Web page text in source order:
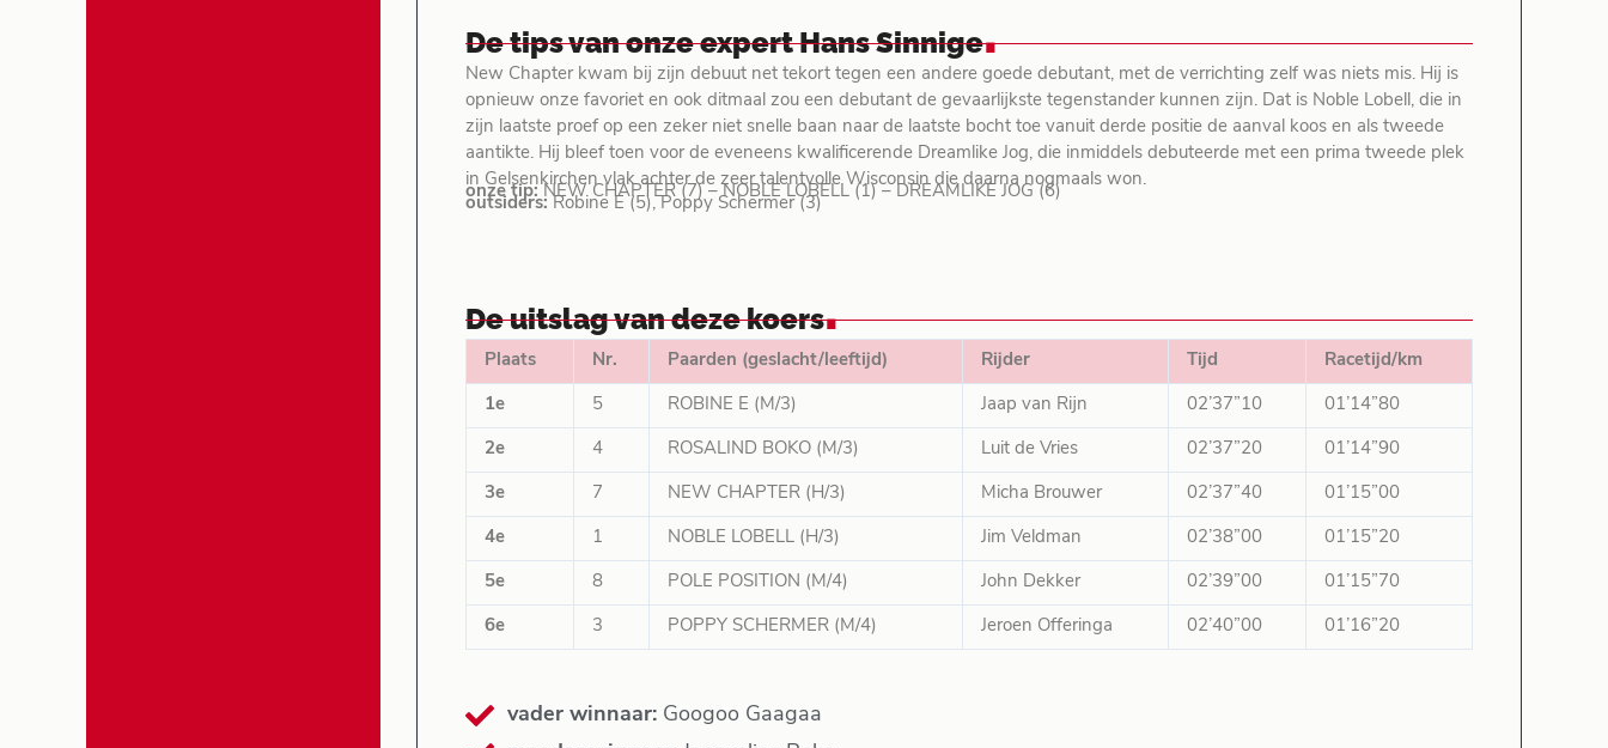
De tips van onze expert Hans Sinnige.
New Chapter kwam bij zijn debuut net tekort tegen een andere goede debutant, met de verrichting zelf was niets mis. Hij is
opnieuw onze favoriet en ook ditmaal zou een debutant de gevaarlijkste tegenstander kunnen zijn. Dat is Noble Lobell, die in
zijn laatste proef op een zeker niet snelle baan naar de laatste bocht toe vanuit derde positie de aanval koos en als tweede
aantikte. Hij bleef toen voor de eveneens kwalificerende Dreamlike Jog, die inmiddels debuteerde met een prima tweede plek
in Gelsenkirchen vlak achter de zeer talentvolle Wisconsin die daarna nogmaals won.
onze tip: NEW CHAPTER (7) – NOBLE LOBELL (1) – DREAMLIKE JOG (6)
outsiders: Robine E (5), Poppy Schermer (3)
De uitslag van deze koers.
Plaats Nr. Paarden (geslacht/leeftijd) Rijder Tijd Racetijd/km
1e 5 ROBINE E (M/3) Jaap van Rijn 02’37”10 01’14”80
2e 4 ROSALIND BOKO (M/3) Luit de Vries 02’37”20 01’14”90
3e 7 NEW CHAPTER (H/3) Micha Brouwer 02’37”40 01’15”00
4e 1 NOBLE LOBELL (H/3) Jim Veldman 02’38”00 01’15”20
5e 8 POLE POSITION (M/4) John Dekker 02’39”00 01’15”70
6e 3 POPPY SCHERMER (M/4) Jeroen Offeringa 02’40”00 01’16”20
vader winnaar:Googoo Gaagaa